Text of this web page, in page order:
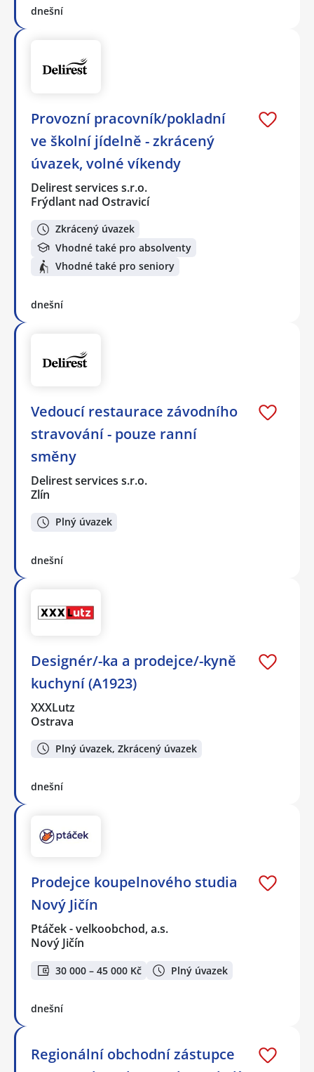
dnešní
Provozní pracovník/pokladní
ve školní jídelně - zkrácený
úvazek, volné víkendy
Delirest services s.r.o.
Frýdlant nad Ostravicí
Zkrácený úvazek
Vhodné také pro absolventy
Vhodné také pro seniory
dnešní
Vedoucí restaurace závodního
stravování - pouze ranní
směny
Delirest services s.r.o.
Zlín
Plný úvazek
dnešní
Designér/-ka a prodejce/-kyně
kuchyní (A1923)
XXXLutz
Ostrava
Plný úvazek, Zkrácený úvazek
dnešní
Prodejce koupelnového studia
Nový Jičín
Ptáček - velkoobchod, a.s.
Nový Jičín
30 000 – 45 000 Kč Plný úvazek
dnešní
Regionální obchodní zástupce